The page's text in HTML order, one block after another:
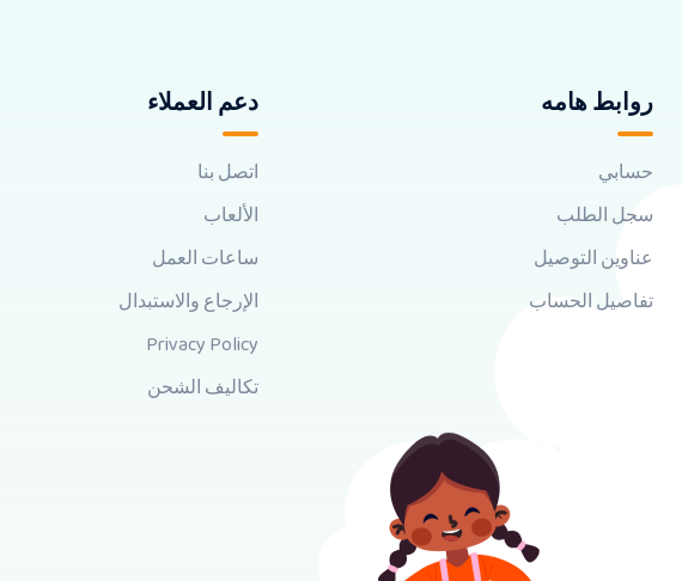
روابط هامه
حسابي
سجل الطلب
عناوين التوصيل
تفاصيل الحساب
دعم العملاء
اتصل بنا
الألعاب
ساعات العمل
الإرجاع والاستبدال
Privacy Policy
تكاليف الشحن